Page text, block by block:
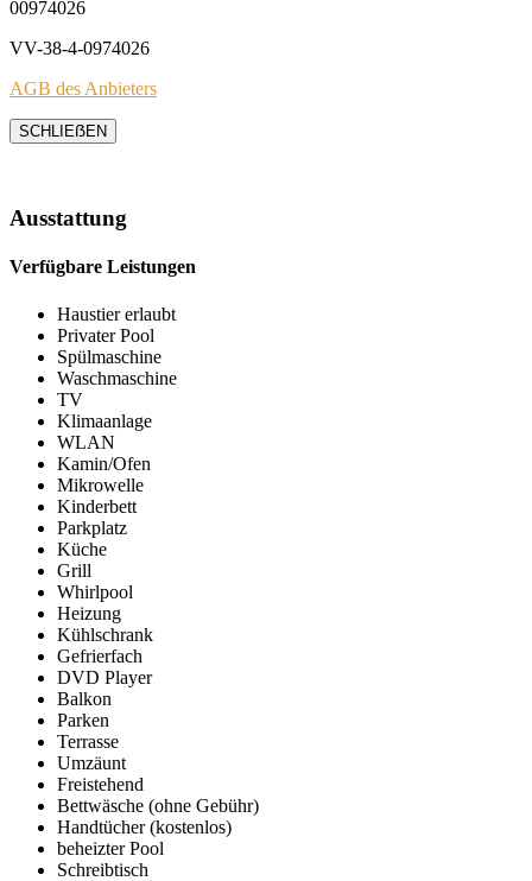
00974026
VV-38-4-0974026
AGB des Anbieters
SCHLIEẞEN
Ausstattung
Verfügbare Leistungen
Haustier erlaubt
Privater Pool
Spülmaschine
Waschmaschine
TV
Klimaanlage
WLAN
Kamin/Ofen
Mikrowelle
Kinderbett
Parkplatz
Küche
Grill
Whirlpool
Heizung
Kühlschrank
Gefrierfach
DVD Player
Balkon
Parken
Terrasse
Umzäunt
Freistehend
Bettwäsche (ohne Gebühr)
Handtücher (kostenlos)
beheizter Pool
Schreibtisch